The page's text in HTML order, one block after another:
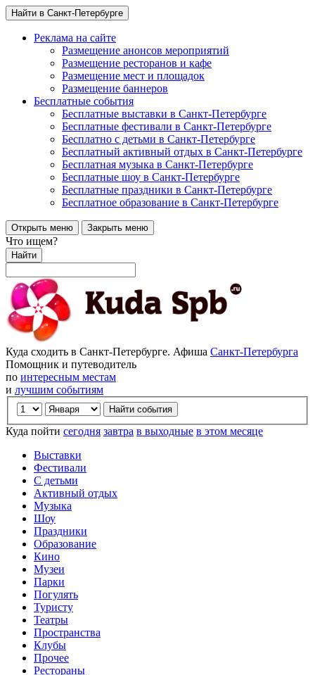
Найти в Санкт-Петербурге
Реклама на сайте
Размещение анонсов мероприятий
Размещение ресторанов и кафе
Размещение мест и площадок
Размещение баннеров
Бесплатные события
Бесплатные выставки в Санкт-Петербурге
Бесплатные фестивали в Санкт-Петербурге
Бесплатно с детьми в Санкт-Петербурге
Бесплатный активный отдых в Санкт-Петербурге
Бесплатная музыка в Санкт-Петербурге
Бесплатные шоу в Санкт-Петербурге
Бесплатные праздники в Санкт-Петербурге
Бесплатное образование в Санкт-Петербурге
Открыть меню Закрыть меню
Что ищем?
Найти
Куда сходить в Санкт-Петербурге. Афиша Санкт-Петербурга
Помощник и путеводитель
по интересным местам
и лучшим событиям
Куда пойти сегодня завтра в выходные в этом месяце
Выставки
Фестивали
С детьми
Активный отдых
Музыка
Шоу
Праздники
Образование
Кино
Музеи
Парки
Погулять
Туристу
Театры
Пространства
Клубы
Прочее
Рестораны